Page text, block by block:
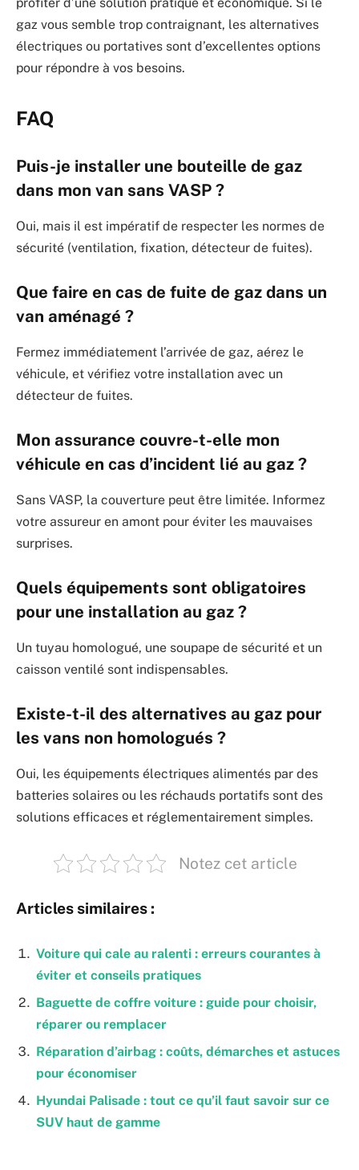
gaz vous semble trop contraignant, les alternatives
électriques ou portatives sont d’excellentes options
pour répondre à vos besoins.
FAQ
Puis-je installer une bouteille de gaz
dans mon van sans VASP ?
Oui, mais il est impératif de respecter les normes de
sécurité (ventilation, fixation, détecteur de fuites).
Que faire en cas de fuite de gaz dans un
van aménagé ?
Fermez immédiatement l’arrivée de gaz, aérez le
véhicule, et vérifiez votre installation avec un
détecteur de fuites.
Mon assurance couvre-t-elle mon
véhicule en cas d’incident lié au gaz ?
Sans VASP, la couverture peut être limitée. Informez
votre assureur en amont pour éviter les mauvaises
surprises.
Quels équipements sont obligatoires
pour une installation au gaz ?
Un tuyau homologué, une soupape de sécurité et un
caisson ventilé sont indispensables.
Existe-t-il des alternatives au gaz pour
les vans non homologués ?
Oui, les équipements électriques alimentés par des
batteries solaires ou les réchauds portatifs sont des
solutions efficaces et réglementairement simples.
Notez cet article
Articles similaires :
Voiture qui cale au ralenti : erreurs courantes à
éviter et conseils pratiques
Baguette de coffre voiture : guide pour choisir,
réparer ou remplacer
Réparation d’airbag : coûts, démarches et astuces
pour économiser
Hyundai Palisade : tout ce qu’il faut savoir sur ce
SUV haut de gamme